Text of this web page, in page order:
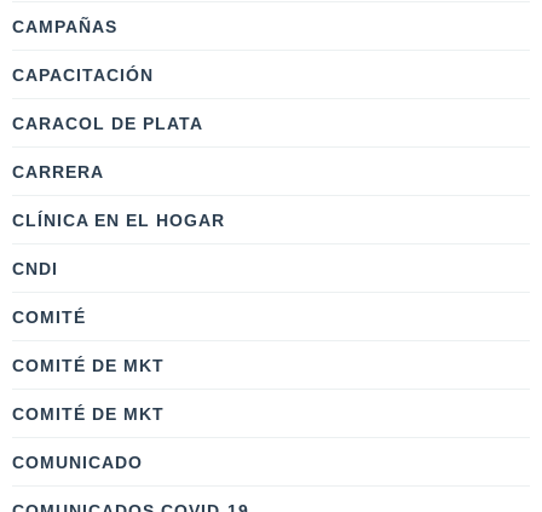
CAMPAÑAS
CAPACITACIÓN
CARACOL DE PLATA
CARRERA
CLÍNICA EN EL HOGAR
CNDI
COMITÉ
COMITÉ DE MKT
COMITÉ DE MKT
COMUNICADO